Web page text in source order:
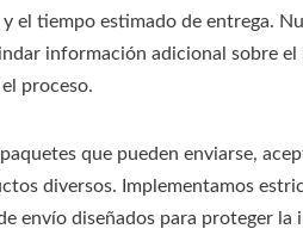
el tiempo estimado de entrega.
información adicional sobre
proceso.
que pueden enviarse,
diversos. Implementamos
envío diseñados para proteger